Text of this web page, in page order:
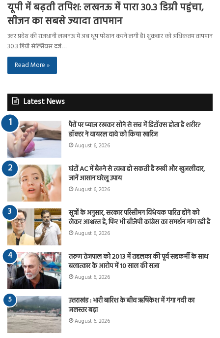
यूपी में बढ़ती तपिश: लखनऊ में पारा 30.3 डिग्री पहुंचा,
सीजन का सबसे ज्यादा तापमान
उत्तर प्रदेश की राजधानी लखनऊ में अब धूप परेशान करने लगी है। शुक्रवार को अधिकतम तापमान
30.3 डिग्री सेल्सियस दर्ज…
Read More »
Latest News
पैरों पर प्याज रखकर सोने से सच में डिटॉक्स होता है शरीर?
डॉक्टर ने वायरल दावे को किया खारिज
August 6, 2026
घंटों AC में बैठने से त्वचा हो सकती है रूखी और खुजलीदार,
जानें आसान घरेलू उपाय
August 6, 2026
सूत्रों के अनुसार, सरकार परिसीमन विधेयक पारित होने को
लेकर आश्वस्त है, फिर भी बीजेपी कांग्रेस का समर्थन मांग रही है
August 6, 2026
तरुण तेजपाल को 2013 में तहलका की पूर्व सहकर्मी के साथ
बलात्कार के आरोप में 10 साल की सजा
August 6, 2026
उत्तराखंड : भारी बारिश के बीच ऋषिकेश में गंगा नदी का
जलस्तर बढ़ा
August 6, 2026